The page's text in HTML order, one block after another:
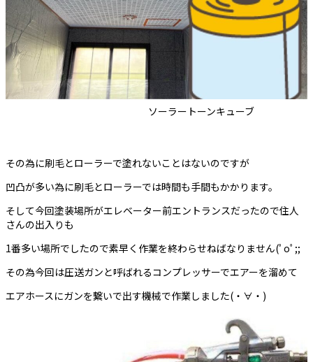
ソーラートーンキューブ
その為に刷毛とローラーで塗れないことはないのですが
凹凸が多い為に刷毛とローラーでは時間も手間もかかります。
そして今回塗装場所がエレベーター前エントランスだったので住人
さんの出入りも
1番多い場所でしたので素早く作業を終わらせねばなりません(ﾟoﾟ;;
その為今回は圧送ガンと呼ばれるコンプレッサーでエアーを溜めて
エアホースにガンを繋いで出す機械で作業しました(・∀・)